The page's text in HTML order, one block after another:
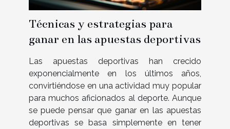
Técnicas y estrategias para
ganar en las apuestas deportivas
Las apuestas deportivas han crecido
exponencialmente en los últimos años,
convirtiéndose en una actividad muy popular
para muchos aficionados al deporte. Aunque
se puede pensar que ganar en las apuestas
deportivas se basa simplemente en tener